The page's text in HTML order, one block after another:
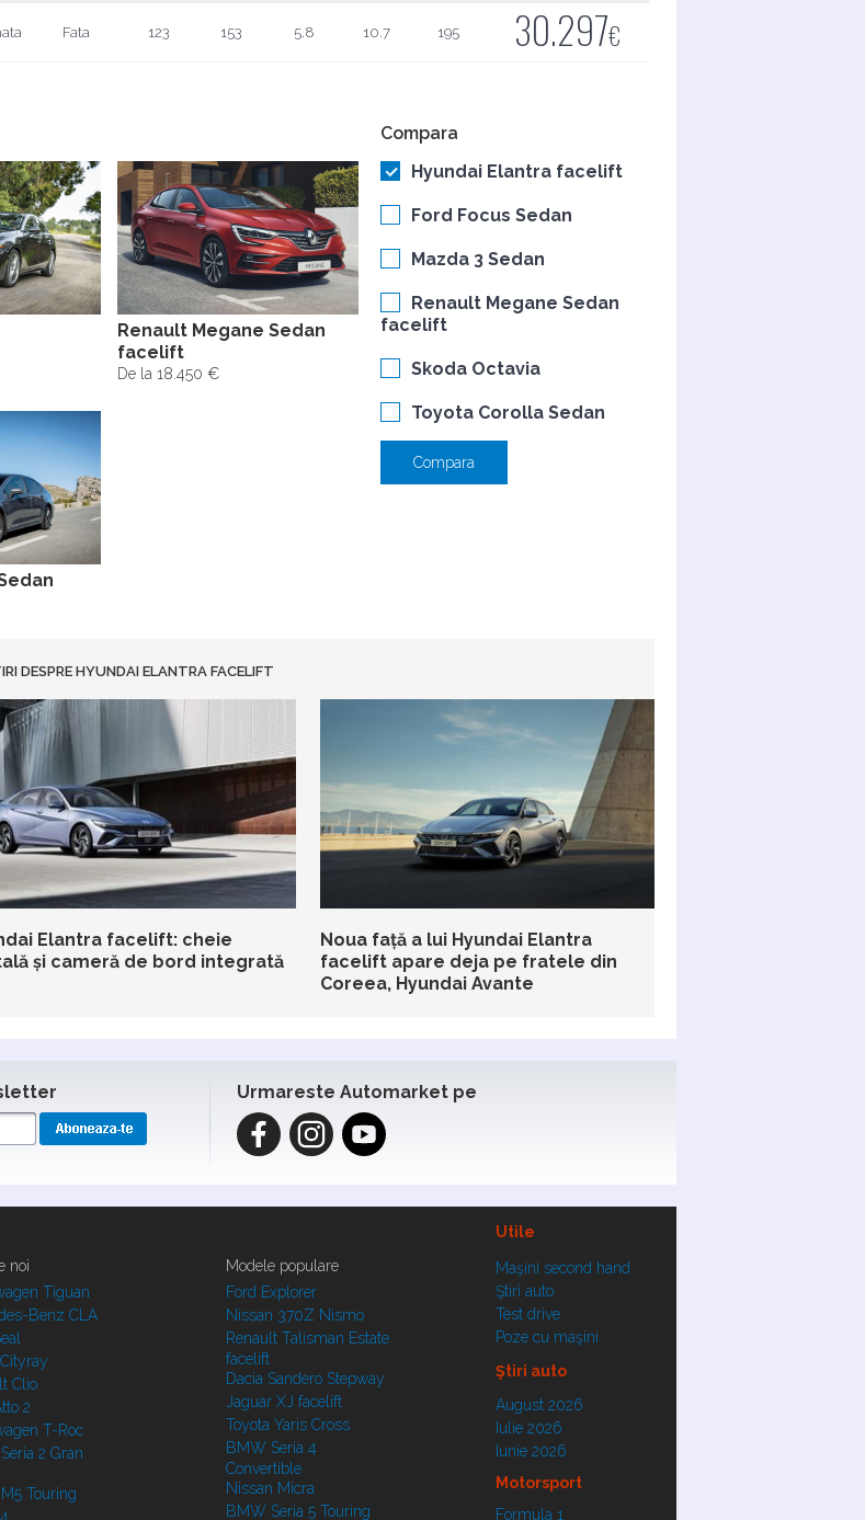
Fata 123 153 5.8 10.7 195 30.297€
Renault Megane Sedan
facelift
De la 18.450 €
Compara
Hyundai Elantra facelift
Ford Focus Sedan
Mazda 3 Sedan
Renault Megane Sedan
facelift
Skoda Octavia
Toyota Corolla Sedan
Compara
DESPRE HYUNDAI ELANTRA FACELIFT
Elantra facelift: cheie
și cameră de bord integrată
Noua față a lui Hyundai Elantra
facelift apare deja pe fratele din
Coreea, Hyundai Avante
Urmareste Automarket pe
Utile
noi
Tiguan
Benz CLA
Clio
2
T-Roc
2 Gran
Touring
Modele populare
Ford Explorer
Nissan 370Z Nismo
Renault Talisman Estate
facelift
Dacia Sandero Stepway
Jaguar XJ facelift
Toyota Yaris Cross
BMW Seria 4
Convertible
Nissan Micra
BMW Seria 5 Touring
Maşini second hand
Ştiri auto
Test drive
Poze cu maşini
Ştiri auto
August 2026
Iulie 2026
Iunie 2026
Motorsport
Formula 1